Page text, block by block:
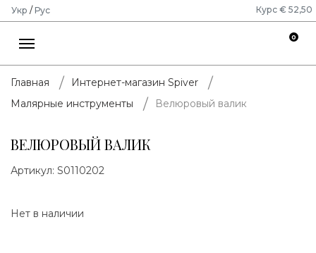
Укр / Рус Курс € 52,50
0
Главная
Интернет-магазин Spiver
Малярные инструменты
Велюровый валик
ВЕЛЮРОВЫЙ ВАЛИК
Артикул: S0110202
Нет в наличии